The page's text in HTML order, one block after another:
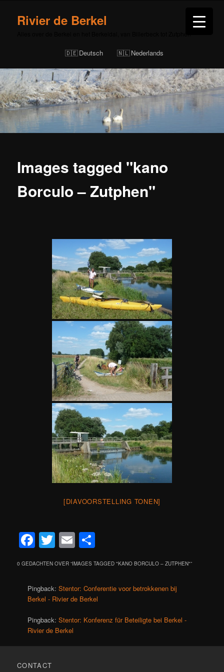
Rivier de Berkel
Deutsch Nederlands
Images tagged "kano
Borculo – Zutphen"
[DIAVOORSTELLING TONEN]
Facebook
Twitter
Email
0 GEDACHTEN OVER “IMAGES TAGGED "KANO BORCULO – ZUTPHEN"”
Pingback:Stentor: Conferentie voor betrokkenen bij
Berkel - Rivier de Berkel
Pingback:Stentor: Konferenz für Beteiligte bei Berkel -
Rivier de Berkel
CONTACT